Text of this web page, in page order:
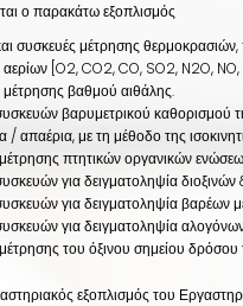
ο παρακάτω εξοπλισμός
συσκευές μέτρησης θερμοκρασιών,
αερίων [O2, CO2, CO, SO2, N2O,
μέτρησης βαθμού αιθάλης.
βαρυμετρικού καθορισμού
/ απαέρια, με τη μέθοδο της
πτητικών οργανικών
για δειγματοληψία
για δειγματοληψία βαρέων
για δειγματοληψία
του όξινου σημείου δρόσου
εξοπλισμός του